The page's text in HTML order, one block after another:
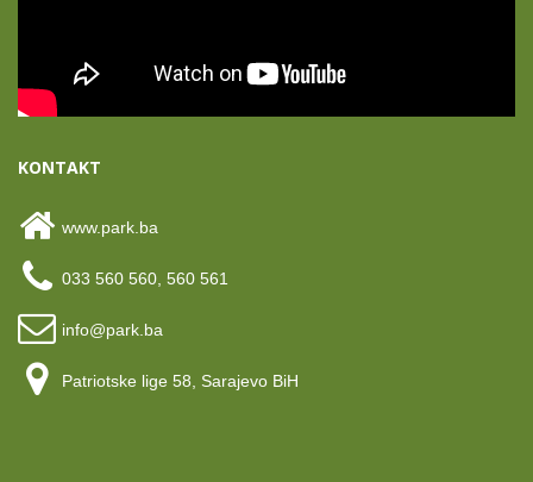
KONTAKT
www.park.ba
033 560 560, 560 561
info@park.ba
Patriotske lige 58, Sarajevo BiH